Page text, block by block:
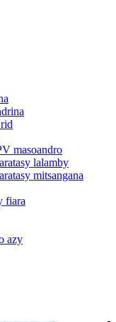
masoandro
lalamby
mitsangana
fiara
azy